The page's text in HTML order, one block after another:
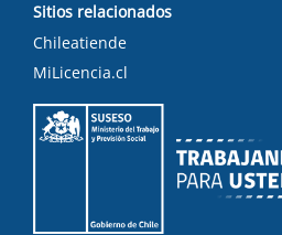
Sitios relacionados
Chileatiende
MiLicencia.cl